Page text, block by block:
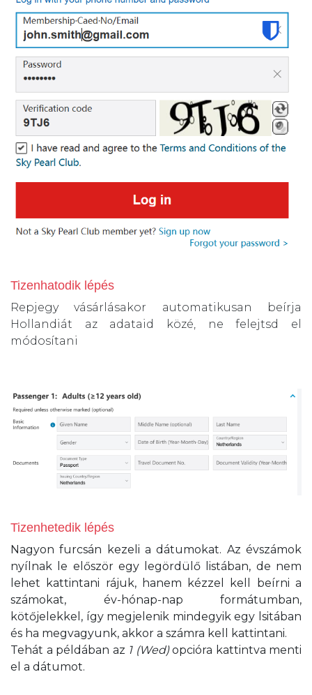
Tizenhatodik lépés
Repjegy vásárlásakor automatikusan beírja
Hollandiát az adataid közé, ne felejtsd el
módosítani
Tizenhetedik lépés
Nagyon furcsán kezeli a dátumokat. Az évszámok
nyílnak le először egy legördülő listában, de nem
lehet kattintani rájuk, hanem kézzel kell beírni a
számokat, év-hónap-nap formátumban,
kötőjelekkel, így megjelenik mindegyik egy lsitában
és ha megvagyunk, akkor a számra kell kattintani.
Tehát a példában az 1 (Wed)opcióra kattintva menti
el a dátumot.